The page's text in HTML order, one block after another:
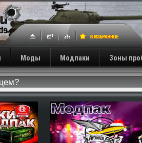
Моды Модпаки Зоны